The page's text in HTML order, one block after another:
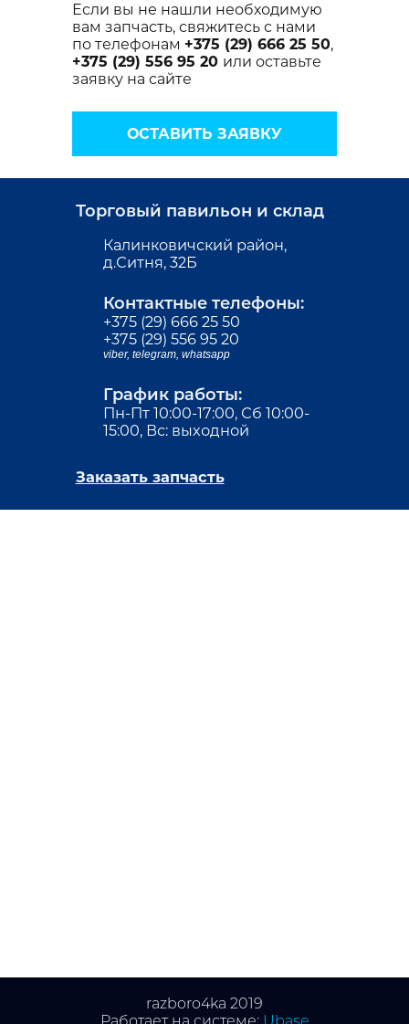
Если вы не нашли необходимую
вам запчасть, свяжитесь с нами
по телефонам +375 (29) 666 25 50,
+375 (29) 556 95 20 или оставьте
заявку на сайте
ОСТАВИТЬ ЗАЯВКУ
Торговый павильон и склад
Калинковичский район,
д.Ситня, 32Б
Контактные телефоны:
+375 (29) 666 25 50
+375 (29) 556 95 20
viber, telegram, whatsapp
График работы:
Пн-Пт 10:00-17:00, Сб 10:00-
15:00, Вс: выходной
Заказать запчасть
razboro4ka 2019